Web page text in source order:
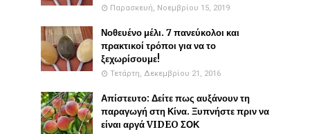
Παρασκευή, Νοεμβρίου 15, 2019
Νοθευένο μέλι. 7 πανεύκολοι και
πρακτικοί τρόποι για να το
ξεχωρίσουμε!
Τετάρτη, Δεκεμβρίου 21, 2016
Απίστευτο: Δείτε πως αυξάνουν τη
παραγωγή στη Κίνα. Ξυπνήστε πριν να
είναι αργά VIDEO ΣΟΚ